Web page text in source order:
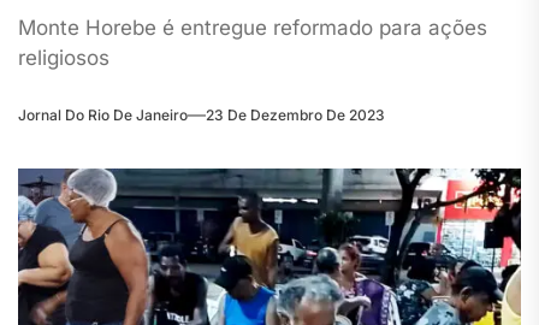
Monte Horebe é entregue reformado para ações
religiosos
Jornal Do Rio De Janeiro 23 De Dezembro De 2023